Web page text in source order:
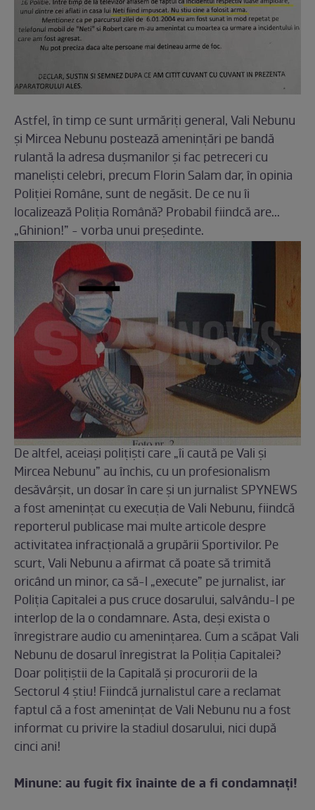
Astfel, în timp ce sunt urmăriți general, Vali Nebunu
și Mircea Nebunu postează amenințări pe bandă
rulantă la adresa dușmanilor și fac petreceri cu
maneliști celebri, precum Florin Salam dar, în opinia
Poliției Române, sunt de negăsit. De ce nu îi
localizează Poliția Română? Probabil fiindcă are...
„Ghinion!” - vorba unui președinte.
De altfel, aceiași polițiști care „îi caută pe Vali și
Mircea Nebunu” au închis, cu un profesionalism
desăvârșit, un dosar în care și un jurnalist SPYNEWS
a fost amenințat cu execuția de Vali Nebunu, fiindcă
reporterul publicase mai multe articole despre
activitatea infracțională a grupării Sportivilor. Pe
scurt, Vali Nebunu a afirmat că poate să trimită
oricând un minor, ca să-l „execute” pe jurnalist, iar
Poliția Capitalei a pus cruce dosarului, salvându-l pe
interlop de la o condamnare. Asta, deși exista o
înregistrare audio cu amenințarea. Cum a scăpat Vali
Nebunu de dosarul înregistrat la Poliția Capitalei?
Doar polițiștii de la Capitală și procurorii de la
Sectorul 4 știu! Fiindcă jurnalistul care a reclamat
faptul că a fost amenințat de Vali Nebunu nu a fost
informat cu privire la stadiul dosarului, nici după
cinci ani!
Minune: au fugit fix înainte de a fi condamnați!